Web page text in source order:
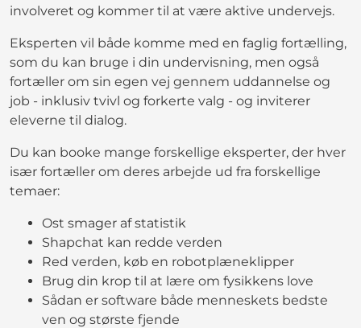
involveret og kommer til at være aktive undervejs.
Eksperten vil både komme med en faglig fortælling,
som du kan bruge i din undervisning, men også
fortæller om sin egen vej gennem uddannelse og
job - inklusiv tvivl og forkerte valg - og inviterer
eleverne til dialog.
Du kan booke mange forskellige eksperter, der hver
især fortæller om deres arbejde ud fra forskellige
temaer:
Ost smager af statistik
Shapchat kan redde verden
Red verden, køb en robotplæneklipper
Brug din krop til at lære om fysikkens love
Sådan er software både menneskets bedste
ven og største fjende